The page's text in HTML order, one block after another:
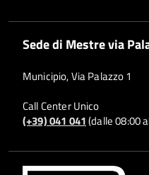
Sede di Mestre via
Municipio, Via Palazzo 1
Call Center Unico
(+39) 041 041(dalle 08:00